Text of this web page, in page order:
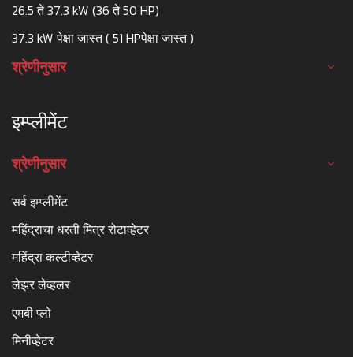
26.5 ते 37.3 kW (36 ते 50 HP)
37.3 kW पेक्षा जास्त ( 51 HPपेक्षा जास्त )
श्रेणीनुसार
इम्प्लीमेंट
श्रेणीनुसार
सर्व इम्प्लीमेंट
महिंद्राचा धरती मित्र रोटाव्हेटर
महिंद्रा कल्टीव्हेटर
लेझर लेव्हलर
एमबी प्लो
मिनीव्हेटर